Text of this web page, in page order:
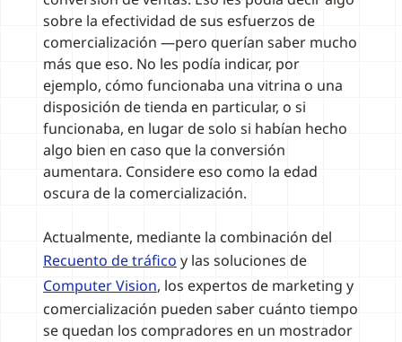
sobre la efectividad de sus esfuerzos de
comercialización —pero querían saber mucho
más que eso. No les podía indicar, por
ejemplo, cómo funcionaba una vitrina o una
disposición de tienda en particular, o si
funcionaba, en lugar de solo si habían hecho
algo bien en caso que la conversión
aumentara. Considere eso como la edad
oscura de la comercialización.
Actualmente, mediante la combinación del
Recuento de tráfico y las soluciones de
Computer Vision, los expertos de marketing y
comercialización pueden saber cuánto tiempo
se quedan los compradores en un mostrador